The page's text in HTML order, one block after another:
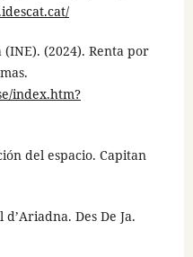
(2024). Renta por
index.htm?
del espacio. Capitan
Des De Ja.